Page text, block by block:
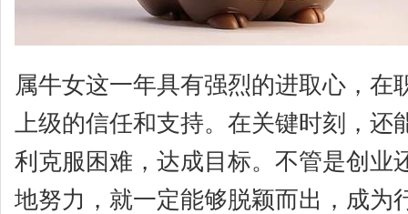
属牛女这一年具有强烈的进取心，在
上级的信任和支持。在关键时刻，还
利克服困难，达成目标。不管是创业
地努力，就一定能够脱颖而出，成为